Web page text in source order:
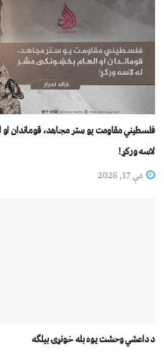
فلسطيني مقاومت يو ستر مجاهد، قوماندان
لاسه ورکړ!
مې 17, 2026
د داعشي وحشت یوه بله خونړۍ بیلګه